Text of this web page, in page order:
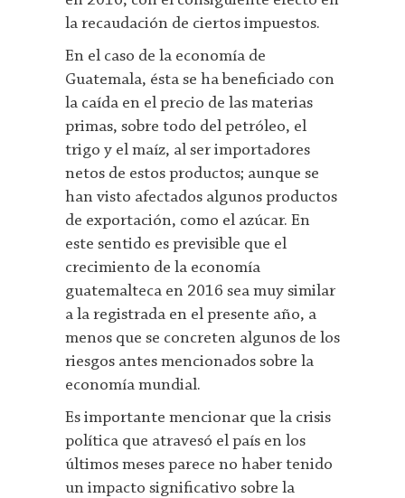
la recaudación de ciertos impuestos.
En el caso de la economía de
Guatemala, ésta se ha beneficiado con
la caída en el precio de las materias
primas, sobre todo del petróleo, el
trigo y el maíz, al ser importadores
netos de estos productos; aunque se
han visto afectados algunos productos
de exportación, como el azúcar. En
este sentido es previsible que el
crecimiento de la economía
guatemalteca en 2016 sea muy similar
a la registrada en el presente año, a
menos que se concreten algunos de los
riesgos antes mencionados sobre la
economía mundial.
Es importante mencionar que la crisis
política que atravesó el país en los
últimos meses parece no haber tenido
un impacto significativo sobre la